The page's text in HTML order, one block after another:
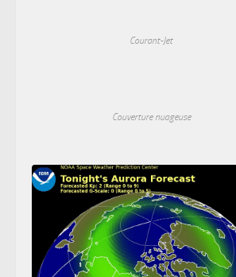
Courant-Jet
Couverture nuageuse